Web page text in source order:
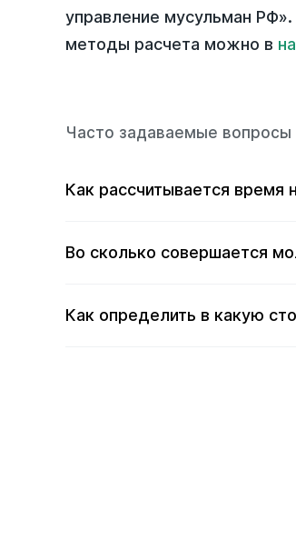
управление мусульман
методы расчета можно в
Часто задаваемые вопросы
Как рассчитывается время
Во сколько совершается
Как определить в какую